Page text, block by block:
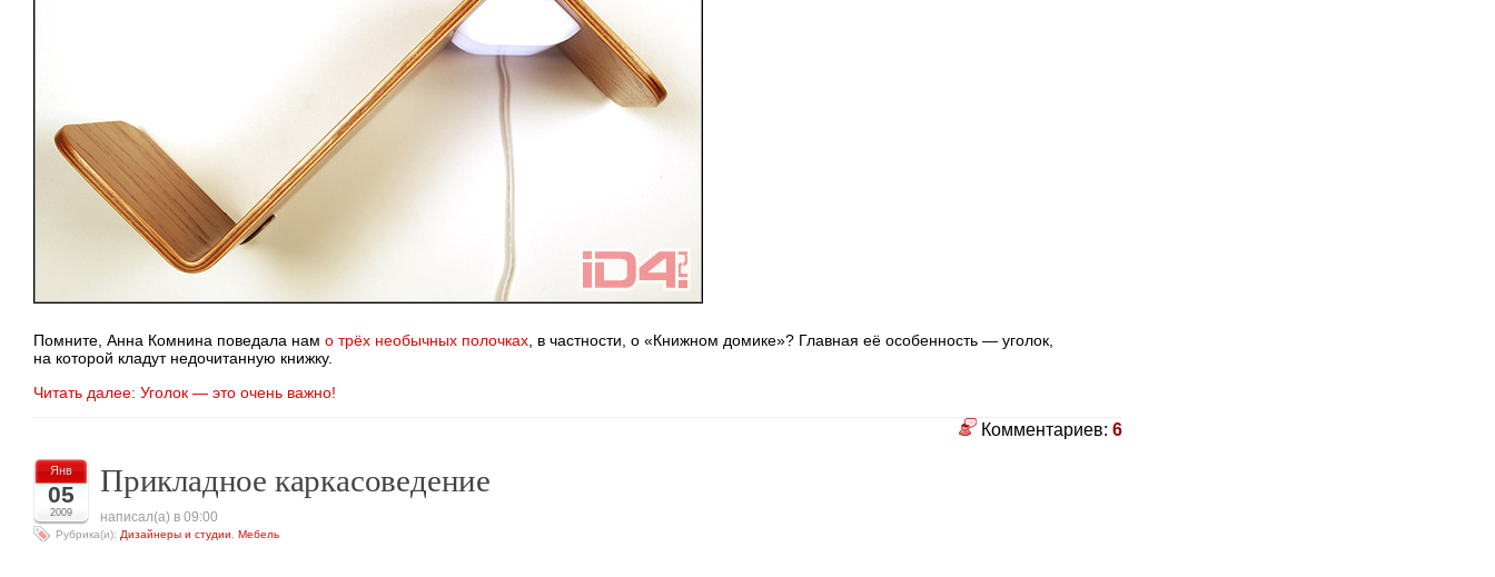
Помните, Анна Комнина поведала нам о трёх необычных полочках, в частности, о «Книжном домике»? Главная её особенность — уголок,
на которой кладут недочитанную книжку.
Читать далее: Уголок — это очень важно!
Комментариев: 6
Янв
05
2009
Прикладное каркасоведение
написал(а) в 09:00
Рубрика(и): Дизайнеры и студии, Мебель